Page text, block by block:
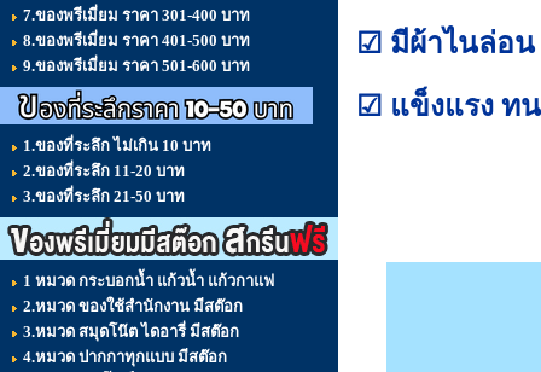
7.ของพรีเมี่ยม ราคา 301-400 บาท
8.ของพรีเมี่ยม ราคา 401-500 บาท
9.ของพรีเมี่ยม ราคา 501-600 บาท
1.ของที่ระลึก ไม่เกิน 10 บาท
2.ของที่ระลึก 11-20 บาท
3.ของที่ระลึก 21-50 บาท
1 หมวด กระบอกน้ำ แก้วน้ำ แก้วกาแฟ
2.หมวด ของใช้สำนักงาน มีสต๊อก
3.หมวด สมุดโน๊ต ไดอารี่ มีสต๊อก
4.หมวด ปากกาทุกแบบ มีสต๊อก
☑ มีผ้าไนล่อน
☑ แข็งแรง ท